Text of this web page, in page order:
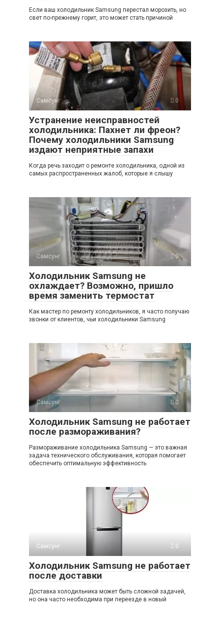
Если ваш холодильник Samsung перестал морозить, но
свет по-прежнему горит, это может стать причиной
Самсунг 0
Устранение неисправностей
холодильника: Пахнет ли фреон?
Почему холодильники Samsung
издают неприятные запахи
Когда речь заходит о ремонте холодильника, одной из
самых распространенных жалоб, которые я слышу
Самсунг 0
Холодильник Samsung не
охлаждает? Возможно, пришло
время заменить термостат
Как мастер по ремонту холодильников, я часто получаю
звонки от клиентов, чьи холодильники Samsung
Самсунг 0
Холодильник Samsung не работает
после размораживания?
Размораживание холодильника Samsung — это важная
задача технического обслуживания, которая помогает
обеспечить оптимальную эффективность
Самсунг 0
Холодильник Samsung не работает
после доставки
Доставка холодильника может быть сложной задачей,
но она часто необходима при переезде в новый